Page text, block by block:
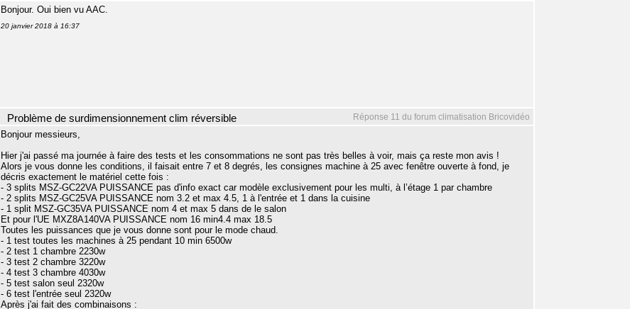
Bonjour. Oui bien vu AAC.
20 janvier 2018 à 16:37
Réponse 11 du forum climatisation Bricovidéo
Problème de surdimensionnement clim réversible
Bonjour messieurs,
Hier j'ai passé ma journée à faire des tests et les consommations ne sont pas très belles à voir, mais ça reste mon avis !
Alors je vous donne les conditions, il faisait entre 7 et 8 degrés, les consignes machine à 25 avec fenêtre ouverte à fond, je
décris exactement le matériel cette fois :
- 3 splits MSZ-GC22VA PUISSANCE pas d'info exact car modèle exclusivement pour les multi, à l’étage 1 par chambre
- 2 splits MSZ-GC25VA PUISSANCE nom 3.2 et max 4.5, 1 à l'entrée et 1 dans la cuisine
- 1 split MSZ-GC35VA PUISSANCE nom 4 et max 5 dans de le salon
Et pour l'UE MXZ8A140VA PUISSANCE nom 16 min4.4 max 18.5
Toutes les puissances que je vous donne sont pour le mode chaud.
- 1 test toutes les machines à 25 pendant 10 min 6500w
- 2 test 1 chambre 2230w
- 3 test 2 chambre 3220w
- 4 test 3 chambre 4030w
- 5 test salon seul 2320w
- 6 test l'entrée seul 2320w
Après j'ai fait des combinaisons :